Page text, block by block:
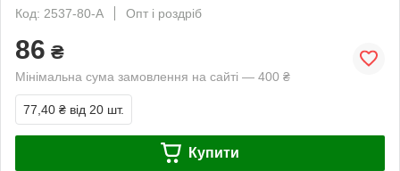
Код: 2537-80-A
Опт і роздріб
86 ₴
Мінімальна сума замовлення на сайті — 400 ₴
77,40 ₴ від 20 шт.
Купити